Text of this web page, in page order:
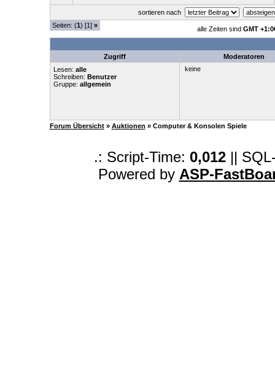
sortieren nach
Seiten: (1) [1] » alle Zeiten sind GMT
Zugriff
Moderatoren
Lesen: alle
Schreiben: Benutzer
Gruppe: allgemein
keine
Forum Übersicht » Auktionen » Computer & Konsolen Spiele
.: Script-Time: 0,012 ||
Powered by ASP-